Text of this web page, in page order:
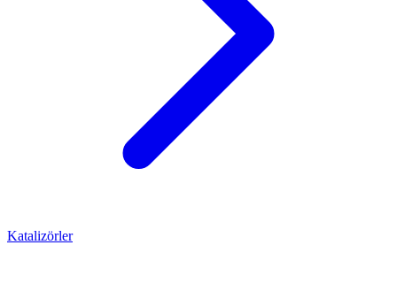
Katalizörler